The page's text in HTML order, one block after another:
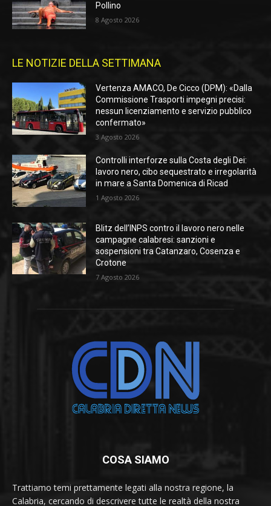
Pollino
8 Agosto 2026
LE NOTIZIE DELLA SETTIMANA
Vertenza AMACO, De Cicco (DPM): «Dalla
Commissione Trasporti impegni precisi:
nessun licenziamento e servizio pubblico
confermato»
3 Agosto 2026
Controlli interforze sulla Costa degli Dei:
lavoro nero, cibo sequestrato e irregolarità
in mare a Santa Domenica di Ricad
1 Agosto 2026
Blitz dell’INPS contro il lavoro nero nelle
campagne calabresi: sanzioni e
sospensioni tra Catanzaro, Cosenza e
Crotone
7 Agosto 2026
COSA SIAMO
Trattiamo temi prettamente legati alla nostra regione, la
Calabria, cercando di descrivere tutte le realtà della nostra